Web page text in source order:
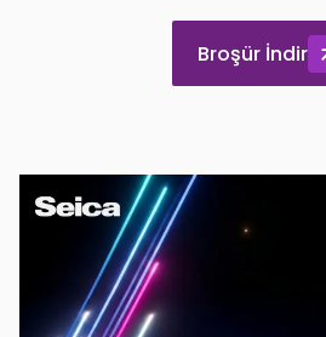
Broşür İndir